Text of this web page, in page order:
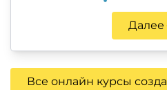
Далее
Все онлайн курсы